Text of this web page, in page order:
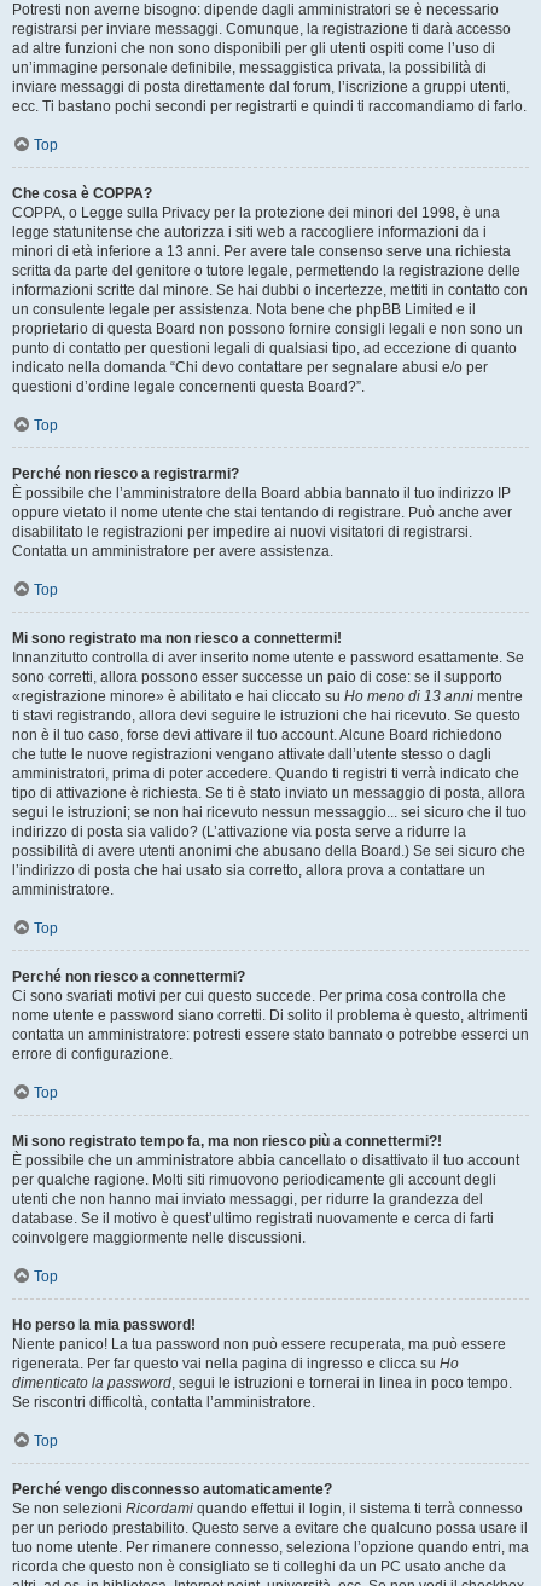
Potresti non averne bisogno: dipende dagli amministratori se è necessario
registrarsi per inviare messaggi. Comunque, la registrazione ti darà accesso
ad altre funzioni che non sono disponibili per gli utenti ospiti come l’uso di
un’immagine personale definibile, messaggistica privata, la possibilità di
inviare messaggi di posta direttamente dal forum, l’iscrizione a gruppi utenti,
ecc. Ti bastano pochi secondi per registrarti e quindi ti raccomandiamo di farlo.
Top
Che cosa è COPPA?
COPPA, o Legge sulla Privacy per la protezione dei minori del 1998, è una
legge statunitense che autorizza i siti web a raccogliere informazioni da i
minori di età inferiore a 13 anni. Per avere tale consenso serve una richiesta
scritta da parte del genitore o tutore legale, permettendo la registrazione delle
informazioni scritte dal minore. Se hai dubbi o incertezze, mettiti in contatto con
un consulente legale per assistenza. Nota bene che phpBB Limited e il
proprietario di questa Board non possono fornire consigli legali e non sono un
punto di contatto per questioni legali di qualsiasi tipo, ad eccezione di quanto
indicato nella domanda “Chi devo contattare per segnalare abusi e/o per
questioni d’ordine legale concernenti questa Board?”.
Top
Perché non riesco a registrarmi?
È possibile che l’amministratore della Board abbia bannato il tuo indirizzo IP
oppure vietato il nome utente che stai tentando di registrare. Può anche aver
disabilitato le registrazioni per impedire ai nuovi visitatori di registrarsi.
Contatta un amministratore per avere assistenza.
Top
Mi sono registrato ma non riesco a connettermi!
Innanzitutto controlla di aver inserito nome utente e password esattamente. Se
sono corretti, allora possono esser successe un paio di cose: se il supporto
«registrazione minore» è abilitato e hai cliccato su Ho meno di 13 anni mentre
ti stavi registrando, allora devi seguire le istruzioni che hai ricevuto. Se questo
non è il tuo caso, forse devi attivare il tuo account. Alcune Board richiedono
che tutte le nuove registrazioni vengano attivate dall’utente stesso o dagli
amministratori, prima di poter accedere. Quando ti registri ti verrà indicato che
tipo di attivazione è richiesta. Se ti è stato inviato un messaggio di posta, allora
segui le istruzioni; se non hai ricevuto nessun messaggio... sei sicuro che il tuo
indirizzo di posta sia valido? (L’attivazione via posta serve a ridurre la
possibilità di avere utenti anonimi che abusano della Board.) Se sei sicuro che
l’indirizzo di posta che hai usato sia corretto, allora prova a contattare un
amministratore.
Top
Perché non riesco a connettermi?
Ci sono svariati motivi per cui questo succede. Per prima cosa controlla che
nome utente e password siano corretti. Di solito il problema è questo, altrimenti
contatta un amministratore: potresti essere stato bannato o potrebbe esserci un
errore di configurazione.
Top
Mi sono registrato tempo fa, ma non riesco più a connettermi?!
È possibile che un amministratore abbia cancellato o disattivato il tuo account
per qualche ragione. Molti siti rimuovono periodicamente gli account degli
utenti che non hanno mai inviato messaggi, per ridurre la grandezza del
database. Se il motivo è quest’ultimo registrati nuovamente e cerca di farti
coinvolgere maggiormente nelle discussioni.
Top
Ho perso la mia password!
Niente panico! La tua password non può essere recuperata, ma può essere
rigenerata. Per far questo vai nella pagina di ingresso e clicca su Ho
dimenticato la password, segui le istruzioni e tornerai in linea in poco tempo.
Se riscontri difficoltà, contatta l’amministratore.
Top
Perché vengo disconnesso automaticamente?
Se non selezioni Ricordami quando effettui il login, il sistema ti terrà connesso
per un periodo prestabilito. Questo serve a evitare che qualcuno possa usare il
tuo nome utente. Per rimanere connesso, seleziona l’opzione quando entri, ma
ricorda che questo non è consigliato se ti colleghi da un PC usato anche da